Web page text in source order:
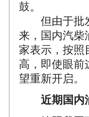
鼓。
但由于批发
来，国内汽柴
家表示，按照
高，即使眼前
望重新开启。
近期国内